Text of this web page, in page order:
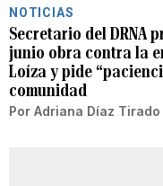
NOTICIAS
Secretario del DRNA
junio obra contra la
Loíza y pide
comunidad
Por Adriana Díaz Tirado